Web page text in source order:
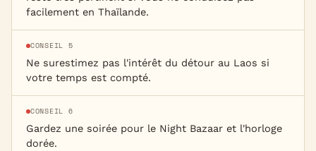
facilement en Thaïlande.
CONSEIL 5
Ne surestimez pas l'intérêt du détour au Laos si
votre temps est compté.
CONSEIL 6
Gardez une soirée pour le Night Bazaar et l'horloge
dorée.